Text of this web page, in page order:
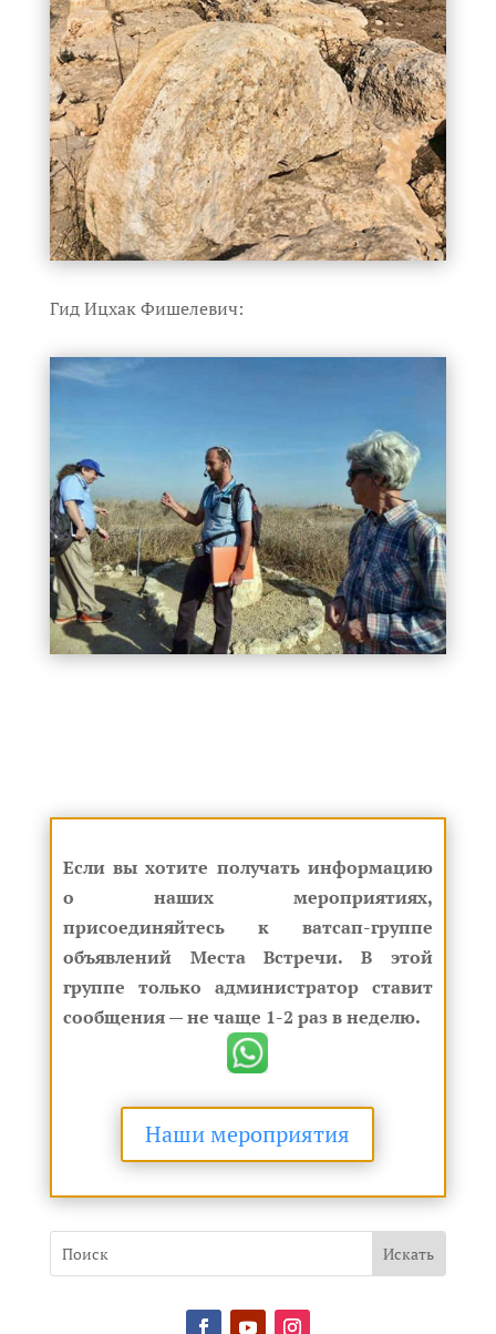
Гид Ицхак Фишелевич:
Если вы хотите получать информацию
о наших мероприятиях,
присоединяйтесь к ватсап-группе
объявлений Места Встречи. В этой
группе только администратор ставит
сообщения — не чаще 1-2 раз в неделю.
Наши мероприятия